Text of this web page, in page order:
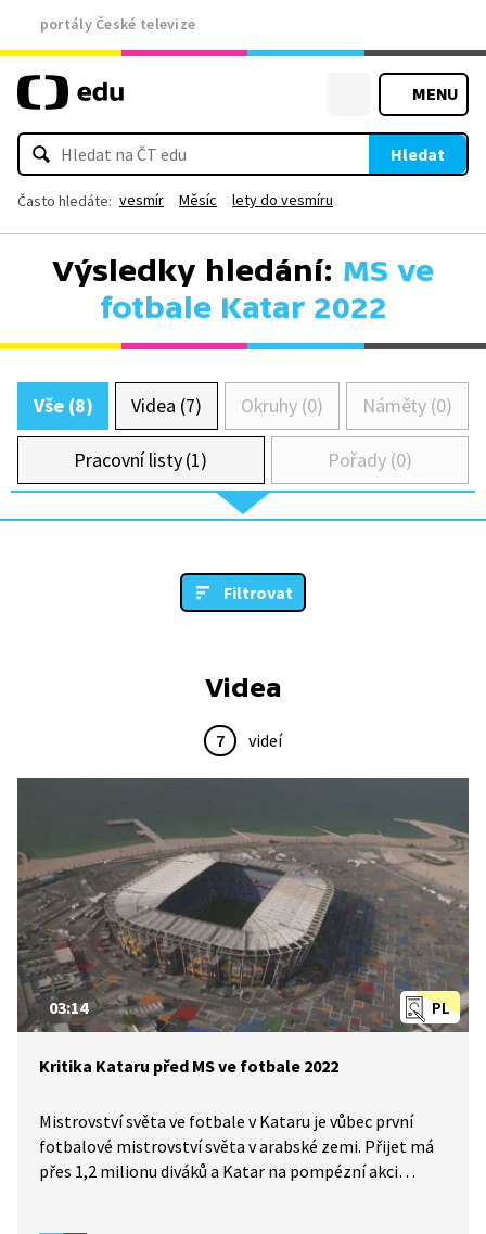
portály České televize
MENU
Hledat
Často hledáte: vesmír Měsíc lety do vesmíru
Výsledky hledání: MS ve
fotbale Katar 2022
Vše (8) Videa (7) Okruhy (0) Náměty (0)
Pracovní listy (1) Pořady (0)
Filtrovat
Videa
7 videí
PL
03:14
Kritika Kataru před MS ve fotbale 2022
Mistrovství světa ve fotbale v Kataru je vůbec první
fotbalové mistrovství světa v arabské zemi. Přijet má
přes 1,2 milionu diváků a Katar na pompézní akci